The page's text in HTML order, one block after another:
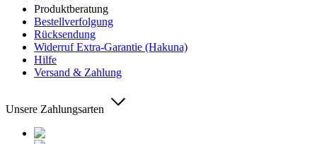
Produktberatung
Bestellverfolgung
Rücksendung
Widerruf Extra-Garantie (Hakuna)
Hilfe
Versand & Zahlung
Unsere Zahlungsarten